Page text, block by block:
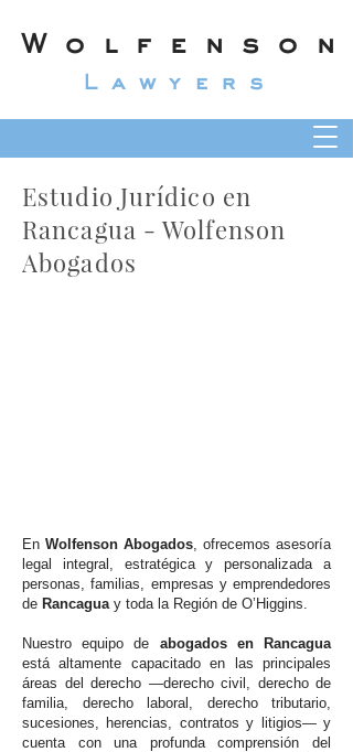
Wolfenson
Lawyers
Estudio Jurídico en
Rancagua - Wolfenson
Abogados
En Wolfenson Abogados, ofrecemos asesoría
legal integral, estratégica y personalizada a
personas, familias, empresas y emprendedores
de Rancaguay toda la Región de O’Higgins.
Nuestro equipo de abogados en Rancagua
está altamente capacitado en las principales
áreas del derecho —derecho civil, derecho de
familia, derecho laboral, derecho tributario,
sucesiones, herencias, contratos y litigios— y
cuenta con una profunda comprensión del